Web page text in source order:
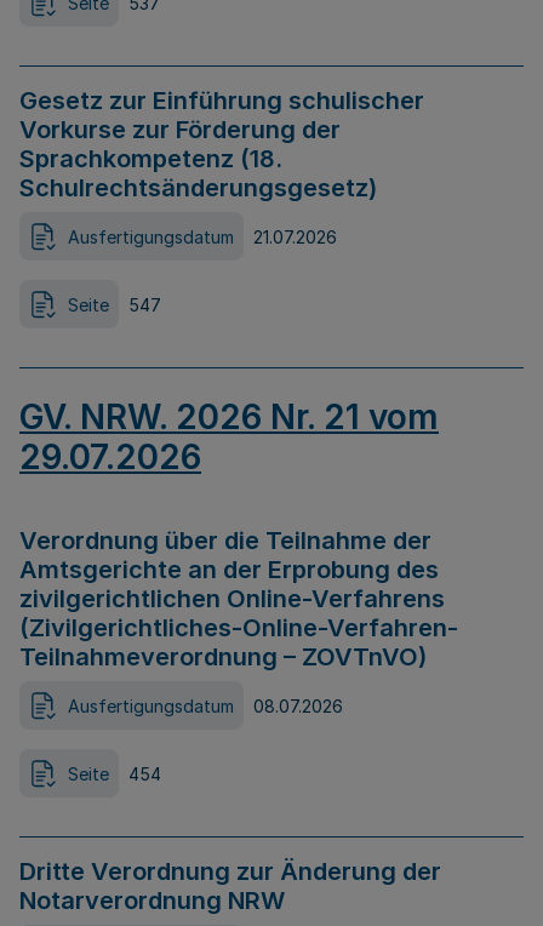
Gesetz zur Einführung schulischer
Vorkurse zur Förderung der
Sprachkompetenz (18.
Schulrechtsänderungsgesetz)
Ausfertigungsdatum 21.07.2026
Seite 547
GV. NRW. 2026 Nr. 21 vom
29.07.2026
Verordnung über die Teilnahme der
Amtsgerichte an der Erprobung des
zivilgerichtlichen Online-Verfahrens
(Zivilgerichtliches-Online-Verfahren-
Teilnahmeverordnung – ZOVTnVO)
Ausfertigungsdatum 08.07.2026
Seite 454
Dritte Verordnung zur Änderung der
Notarverordnung NRW